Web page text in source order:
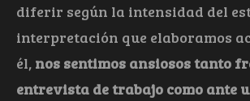
diferir según la intensidad del
interpretación que elaboramos
él, nos sentimos ansiosos tanto
entrevista de trabajo como ante